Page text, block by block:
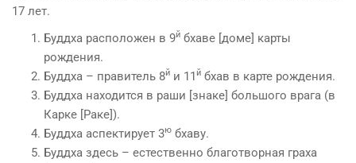
17 лет.
Буддха расположен в 9й бхаве [доме] карты
рождения.
Буддха – правитель 8й и 11й бхав в карте рождения.
Буддха находится в раши [знаке] большого врага (в
Карке [Раке]).
Буддха аспектирует 3ю бхаву.
Буддха здесь – естественно благотворная граха